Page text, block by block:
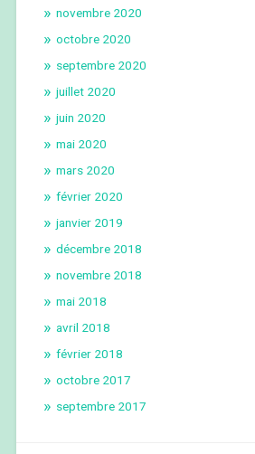
novembre 2020
octobre 2020
septembre 2020
juillet 2020
juin 2020
mai 2020
mars 2020
février 2020
janvier 2019
décembre 2018
novembre 2018
mai 2018
avril 2018
février 2018
octobre 2017
septembre 2017